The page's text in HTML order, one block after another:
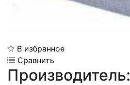
В избранное
Сравнить
Производитель: